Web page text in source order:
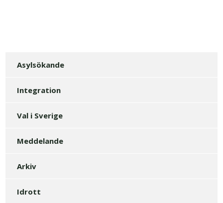
Asylsökande
Integration
Val i Sverige
Meddelande
Arkiv
Idrott